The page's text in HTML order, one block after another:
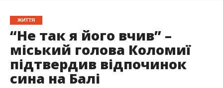
ЖИТТЯ
“Не так я його вчив” –
міський голова Коломиї
підтвердив відпочинок
сина на Балі